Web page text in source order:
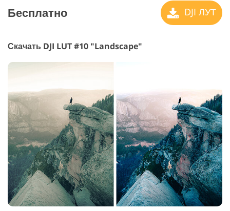
Бесплатно DJI ЛУТ
Скачать DJI LUT #10 "Landscape"